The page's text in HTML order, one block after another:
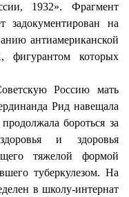
1932». Фрагмент
задокументирован на
антиамериканской
фигурантом которых
Россию мать
Рид навещала
бороться за
и здоровья
тяжелой формой
туберкулезом. На
в школу-интернат